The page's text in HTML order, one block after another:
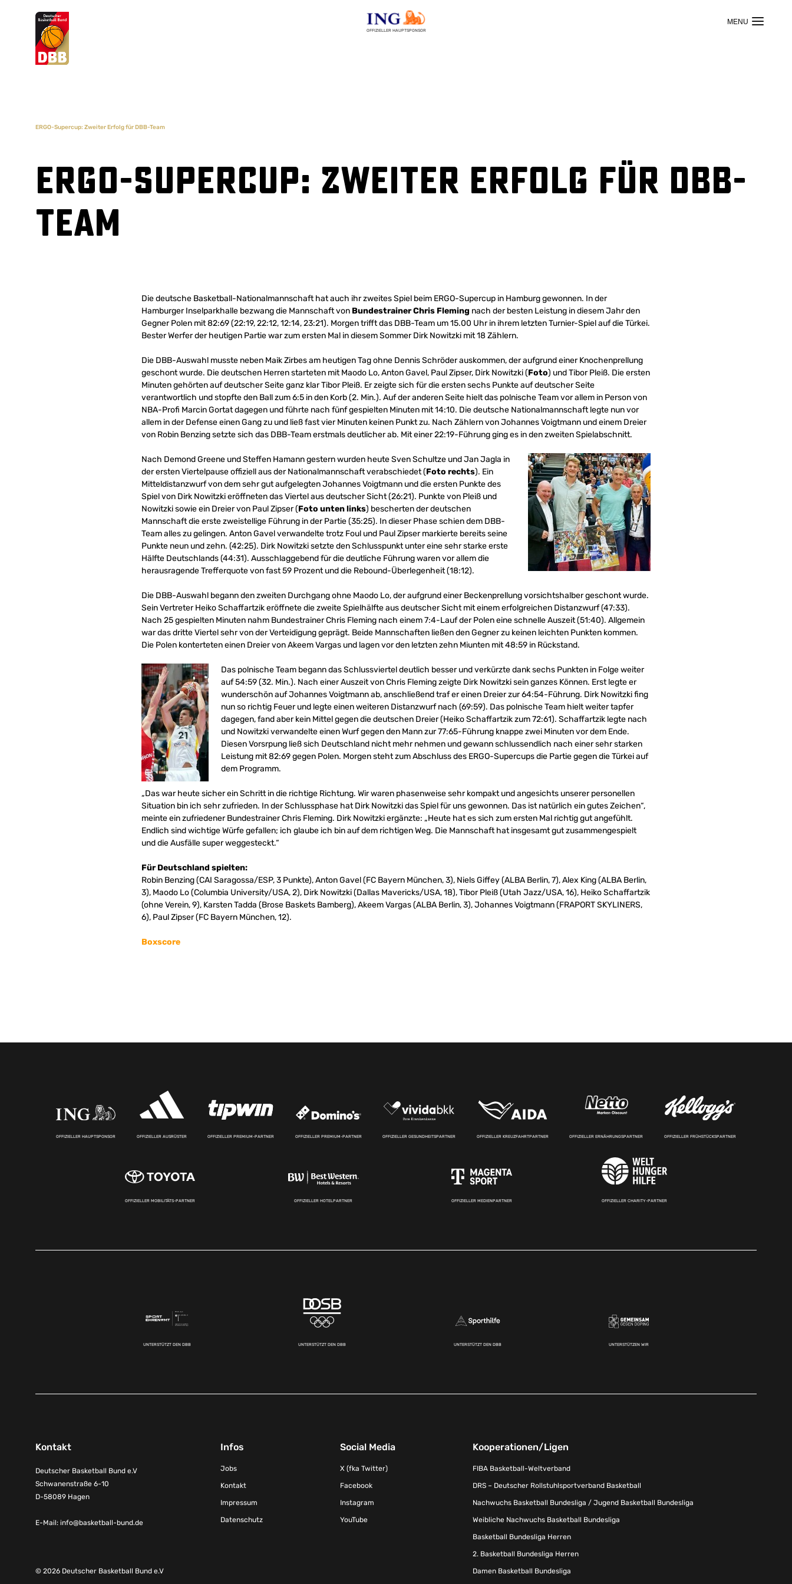
OFFIZIELLER HAUPTSPONSOR
Suchvorschläge
ERGO-Supercup: Zweiter Erfolg für DBB-Team
ERGO-Supercup: Zweiter Erfolg für DBB-
Team
Die deutsche Basketball-Nationalmannschaft hat auch ihr zweites Spiel beim ERGO-Supercup in Hamburg gewonnen. In der
Hamburger Inselparkhalle bezwang die Mannschaft von Bundestrainer Chris Fleming nach der besten Leistung in diesem Jahr den
Gegner Polen mit 82:69 (22:19, 22:12, 12:14, 23:21). Morgen trifft das DBB-Team um 15.00 Uhr in ihrem letzten Turnier-Spiel auf die Türkei.
Bester Werfer der heutigen Partie war zum ersten Mal in diesem Sommer Dirk Nowitzki mit 18 Zählern.
Die DBB-Auswahl musste neben Maik Zirbes am heutigen Tag ohne Dennis Schröder auskommen, der aufgrund einer Knochenprellung
geschont wurde. Die deutschen Herren starteten mit Maodo Lo, Anton Gavel, Paul Zipser, Dirk Nowitzki (Foto) und Tibor Pleiß. Die ersten
Minuten gehörten auf deutscher Seite ganz klar Tibor Pleiß. Er zeigte sich für die ersten sechs Punkte auf deutscher Seite
verantwortlich und stopfte den Ball zum 6:5 in den Korb (2. Min.). Auf der anderen Seite hielt das polnische Team vor allem in Person von
NBA-Profi Marcin Gortat dagegen und führte nach fünf gespielten Minuten mit 14:10. Die deutsche Nationalmannschaft legte nun vor
allem in der Defense einen Gang zu und ließ fast vier Minuten keinen Punkt zu. Nach Zählern von Johannes Voigtmann und einem Dreier
von Robin Benzing setzte sich das DBB-Team erstmals deutlicher ab. Mit einer 22:19-Führung ging es in den zweiten Spielabschnitt.
Nach Demond Greene und Steffen Hamann gestern wurden heute Sven Schultze und Jan Jagla in
der ersten Viertelpause offiziell aus der Nationalmannschaft verabschiedet (Foto rechts). Ein
Mitteldistanzwurf von dem sehr gut aufgelegten Johannes Voigtmann und die ersten Punkte des
Spiel von Dirk Nowitzki eröffneten das Viertel aus deutscher Sicht (26:21). Punkte von Pleiß und
Nowitzki sowie ein Dreier von Paul Zipser (Foto unten links) bescherten der deutschen
Mannschaft die erste zweistellige Führung in der Partie (35:25). In dieser Phase schien dem DBB-
Team alles zu gelingen. Anton Gavel verwandelte trotz Foul und Paul Zipser markierte bereits seine
Punkte neun und zehn. (42:25). Dirk Nowitzki setzte den Schlusspunkt unter eine sehr starke erste
Hälfte Deutschlands (44:31). Ausschlaggebend für die deutliche Führung waren vor allem die
herausragende Trefferquote von fast 59 Prozent und die Rebound-Überlegenheit (18:12).
Die DBB-Auswahl begann den zweiten Durchgang ohne Maodo Lo, der aufgrund einer Beckenprellung vorsichtshalber geschont wurde.
Sein Vertreter Heiko Schaffartzik eröffnete die zweite Spielhälfte aus deutscher Sicht mit einem erfolgreichen Distanzwurf (47:33).
Nach 25 gespielten Minuten nahm Bundestrainer Chris Fleming nach einem 7:4-Lauf der Polen eine schnelle Auszeit (51:40). Allgemein
war das dritte Viertel sehr von der Verteidigung geprägt. Beide Mannschaften ließen den Gegner zu keinen leichten Punkten kommen.
Die Polen konterteten einen Dreier von Akeem Vargas und lagen vor den letzten zehn Miunten mit 48:59 in Rückstand.
Das polnische Team begann das Schlussviertel deutlich besser und verkürzte dank sechs Punkten in Folge weiter
auf 54:59 (32. Min.). Nach einer Auszeit von Chris Fleming zeigte Dirk Nowitzki sein ganzes Können. Erst legte er
wunderschön auf Johannes Voigtmann ab, anschließend traf er einen Dreier zur 64:54-Führung. Dirk Nowitzki fing
nun so richtig Feuer und legte einen weiteren Distanzwurf nach (69:59). Das polnische Team hielt weiter tapfer
dagegen, fand aber kein Mittel gegen die deutschen Dreier (Heiko Schaffartzik zum 72:61). Schaffartzik legte nach
und Nowitzki verwandelte einen Wurf gegen den Mann zur 77:65-Führung knappe zwei Minuten vor dem Ende.
Diesen Vorsrpung ließ sich Deutschland nicht mehr nehmen und gewann schlussendlich nach einer sehr starken
Leistung mit 82:69 gegen Polen. Morgen steht zum Abschluss des ERGO-Supercups die Partie gegen die Türkei auf
dem Programm.
„Das war heute sicher ein Schritt in die richtige Richtung. Wir waren phasenweise sehr kompakt und angesichts unserer personellen
Situation bin ich sehr zufrieden. In der Schlussphase hat Dirk Nowitzki das Spiel für uns gewonnen. Das ist natürlich ein gutes Zeichen“,
meinte ein zufriedener Bundestrainer Chris Fleming. Dirk Nowitzki ergänzte: „Heute hat es sich zum ersten Mal richtig gut angefühlt.
Endlich sind wichtige Würfe gefallen; ich glaube ich bin auf dem richtigen Weg. Die Mannschaft hat insgesamt gut zusammengespielt
und die Ausfälle super weggesteckt.“
Für Deutschland spielten:
Robin Benzing (CAI Saragossa/ESP, 3 Punkte), Anton Gavel (FC Bayern München, 3), Niels Giffey (ALBA Berlin, 7), Alex King (ALBA Berlin,
3), Maodo Lo (Columbia University/USA, 2), Dirk Nowitzki (Dallas Mavericks/USA, 18), Tibor Pleiß (Utah Jazz/USA, 16), Heiko Schaffartzik
(ohne Verein, 9), Karsten Tadda (Brose Baskets Bamberg), Akeem Vargas (ALBA Berlin, 3), Johannes Voigtmann (FRAPORT SKYLINERS,
6), Paul Zipser (FC Bayern München, 12).
Boxscore
OFFIZIELLER HAUPTSPONSOR OFFIZIELLER AUSRÜSTER OFFIZIELLER PREMIUM-PARTNER OFFIZIELLER PREMIUM-PARTNER OFFIZIELLER GESUNDHEITSPARTNER OFFIZIELLER KREUZFAHRTPARTNER OFFIZIELLER ERNÄHRUNGSPARTNER OFFIZIELLER FRÜHSTÜCKSPARTNER
OFFIZIELLER MOBILITÄTS-PARTNER OFFIZIELLER HOTELPARTNER OFFIZIELLER MEDIENPARTNER OFFIZIELLER CHARITY-PARTNER
UNTERSTÜTZT DEN DBB UNTERSTÜTZT DEN DBB UNTERSTÜTZT DEN DBB UNTERSTÜTZEN WIR
Kontakt
Deutscher Basketball Bund e.V
Schwanenstraße 6-10
D-58089 Hagen
E-Mail: info@basketball-bund.de
Infos
Jobs
Kontakt
Impressum
Datenschutz
Social Media
X (fka Twitter)
Facebook
Instagram
YouTube
Kooperationen/Ligen
FIBA Basketball-Weltverband
DRS – Deutscher Rollstuhlsportverband Basketball
Nachwuchs Basketball Bundesliga / Jugend Basketball Bundesliga
Weibliche Nachwuchs Basketball Bundesliga
Basketball Bundesliga Herren
2. Basketball Bundesliga Herren
Damen Basketball Bundesliga
© 2026 Deutscher Basketball Bund e.V